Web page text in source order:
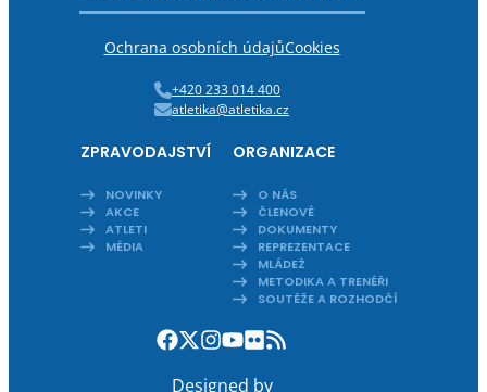
Ochrana osobních údajůCookies
+420 233 014 400
atletika@atletika.cz
ZPRAVODAJSTVÍ
NOVINKY
AKCE
ATLETI
MÉDIA
ORGANIZACE
O NÁS
ČLENOVÉ
DOKUMENTY
REPREZENTACE
MLÁDEŽ
METODIKA A TRENÉŘI
SOUTĚŽE A ROZHODČÍ
Designed by